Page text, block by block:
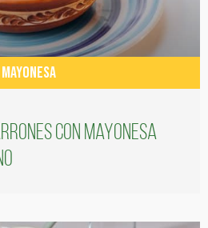
MAYONESA
con mayonesa